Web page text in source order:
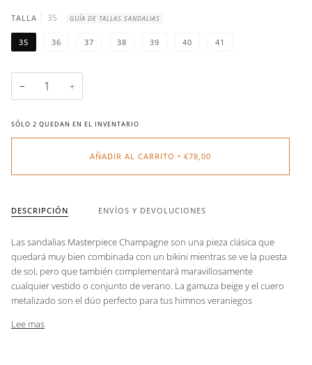
TALLA 35 GUÍA DE TALLAS SANDALIAS
35 36 37 38 39 40 41
− +
SÓLO 2 QUEDAN EN EL INVENTARIO
AÑADIR AL CARRITO • €78,00
DESCRIPCIÓN ENVÍOS Y DEVOLUCIONES
Las sandalias Masterpiece Champagne son una pieza clásica que
quedará muy bien combinada con un bikini mientras se ve la puesta
de sol, pero que también complementará maravillosamente
cualquier vestido o conjunto de verano. La gamuza beige y el cuero
metalizado son el dúo perfecto para tus himnos veraniegos
Lee mas